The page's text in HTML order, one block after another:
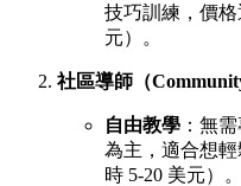
技巧訓練，價
元）。
社區導師（
自由教學 ：無
為主，適合想
時 5-20 美元）。